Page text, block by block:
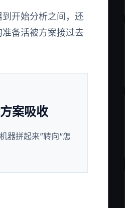
开始分析之间，还
备活被方案接过去
案吸收
器拼起来”转向“怎